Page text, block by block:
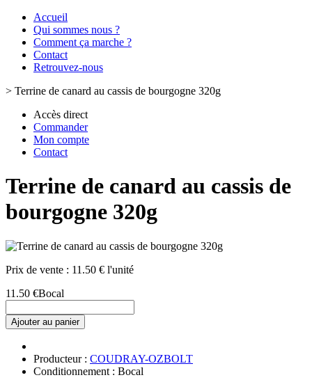
Accueil
Qui sommes nous ?
Comment ça marche ?
Contact
Retrouvez-nous
> Terrine de canard au cassis de bourgogne 320g
Accès direct
Commander
Mon compte
Contact
Terrine de canard au cassis de
bourgogne 320g
Prix de vente : 11.50 € l'unité
11.50 €Bocal
Ajouter au panier
Producteur : COUDRAY-OZBOLT
Conditionnement : Bocal